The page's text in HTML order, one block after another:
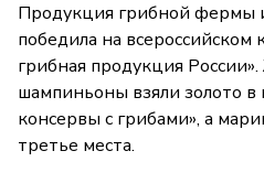
Продукция грибной фермы
победила на всероссийском
грибная продукция
шампиньоны взяли золото
консервы с грибами», а
третье места.